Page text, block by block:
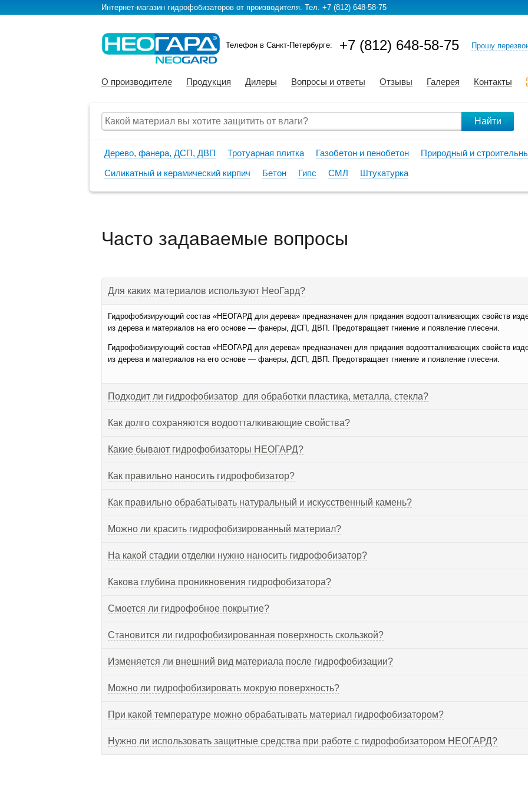
Интернет-магазин гидрофобизаторов от производителя. Тел. +7 (812) 648-58-75
Телефон в Санкт-Петербурге: +7 (812) 648-58-75 Прошу
О производителе Продукция Дилеры Вопросы и ответы Отзывы Галерея Контакты
Найти
Дерево, фанера, ДСП, ДВП Тротуарная плитка Газобетон и пенобетон Природный и
Силикатный и керамический кирпич Бетон Гипс СМЛ Штукатурка
Часто задаваемые вопросы
Для каких материалов используют НеоГард?
Гидрофобизирующий состав «НЕОГАРД для дерева» предназначен для придания водоотталкивающих свойств
из дерева и материалов на его основе — фанеры, ДСП, ДВП. Предотвращает гниение и появление плесени.
Гидрофобизирующий состав «НЕОГАРД для дерева» предназначен для придания водоотталкивающих свойств
из дерева и материалов на его основе — фанеры, ДСП, ДВП. Предотвращает гниение и появление плесени.
Подходит ли гидрофобизатор для обработки пластика, металла, стекла?
Как долго сохраняются водоотталкивающие свойства?
Какие бывают гидрофобизаторы НЕОГАРД?
Как правильно наносить гидрофобизатор?
Как правильно обрабатывать натуральный и искусственный камень?
Можно ли красить гидрофобизированный материал?
На какой стадии отделки нужно наносить гидрофобизатор?
Какова глубина проникновения гидрофобизатора?
Смоется ли гидрофобное покрытие?
Становится ли гидрофобизированная поверхность скользкой?
Изменяется ли внешний вид материала после гидрофобизации?
Можно ли гидрофобизировать мокрую поверхность?
При какой температуре можно обрабатывать материал гидрофобизатором?
Нужно ли использовать защитные средства при работе с гидрофобизатором НЕОГАРД?